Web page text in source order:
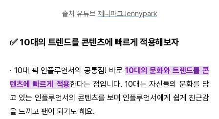
출처 유튜브 제니파크Jennypark
✅ 10대의 트렌드를 콘텐츠에 빠르게 적용해보자
· 10대 픽 인플루언서의 공통점! 바로 10대의 문화와 트렌드를 콘
텐츠에 빠르게 적용한다는 점입니다. 10대는 자신들의 문화를 담
고 있는 인플루언서의 콘텐츠를 보며 인플루언서에게 쉽게 친근감
을 느끼고 팬이 되기도 해요.